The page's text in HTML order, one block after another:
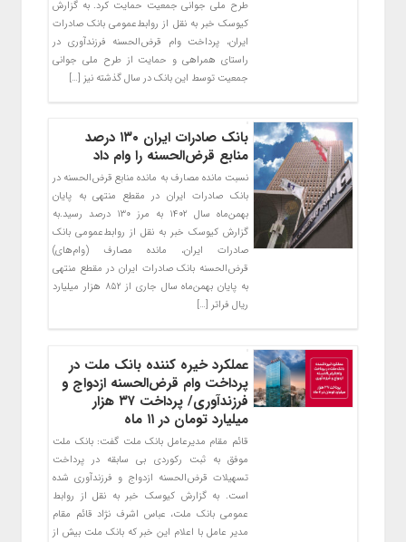
طرح ملی جوانی جمعیت حمایت کرد. به گزارش
کیوسک خبر به نقل از روابط‌عمومی بانک صادرات
ایران، پرداخت وام قرض‌الحسنه فرزندآوری در
راستای همراهی و حمایت از طرح ملی جوانی
جمعیت توسط این بانک در سال گذشته نیز […]
بانک صادرات ایران ۱۳۰ درصد
منابع قرض‌الحسنه را وام داد
​نسبت مانده مصارف به مانده منابع قرض‌الحسنه در
بانک صادرات ایران در مقطع منتهی به پایان
بهمن‌‌ماه سال ۱۴۰۲ به مرز ۱۳۰ درصد رسید.به
گزارش کیوسک خبر به نقل از روابط‌عمومی بانک
صادرات ایران، مانده مصارف (وام‌های)
قرض‌الحسنه بانک صادرات ایران در مقطع منتهی
به پایان بهمن‌ماه سال جاری از ۸۵۲ هزار میلیارد
ریال فراتر […]
عملکرد خیره کننده بانک ملت در
پرداخت وام قرض‌الحسنه ازدواج و
فرزندآوری/ پرداخت ۳۷ هزار
میلیارد تومان در ۱۱ ماه
قائم مقام مدیرعامل بانک ملت گفت: بانک ملت
موفق به ثبت رکوردی بی سابقه در پرداخت
تسهیلات قرض‌الحسنه ازدواج و فرزندآوری شده
است. به گزارش کیوسک خبر به نقل از روابط
عمومی بانک ملت، عباس اشرف نژاد قائم مقام
مدیر عامل با اعلام این خبر که بانک ملت بیش از